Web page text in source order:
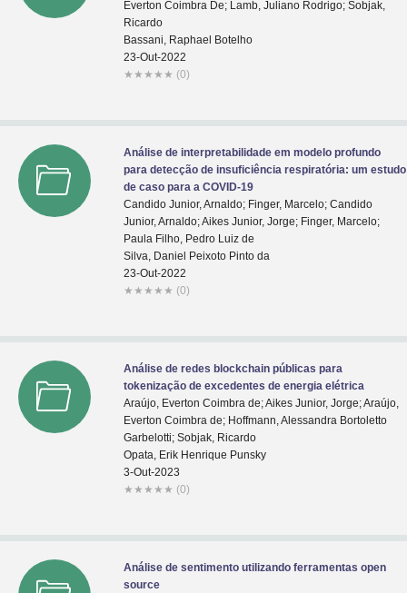
Everton Coimbra De; Lamb, Juliano Rodrigo; Sobjak,
Ricardo
Bassani, Raphael Botelho
23-Out-2022
★ ★ ★ ★ ★ (0)
Análise de interpretabilidade em modelo profundo
para detecção de insuficiência respiratória: um estudo
de caso para a COVID­-19
Candido Junior, Arnaldo; Finger, Marcelo; Candido
Junior, Arnaldo; Aikes Junior, Jorge; Finger, Marcelo;
Paula Filho, Pedro Luiz de
Silva, Daniel Peixoto Pinto da
23-Out-2022
★ ★ ★ ★ ★ (0)
Análise de redes blockchain públicas para
tokenização de excedentes de energia elétrica
Araújo, Everton Coimbra de; Aikes Junior, Jorge; Araújo,
Everton Coimbra de; Hoffmann, Alessandra Bortoletto
Garbelotti; Sobjak, Ricardo
Opata, Erik Henrique Punsky
3-Out-2023
★ ★ ★ ★ ★ (0)
Análise de sentimento utilizando ferramentas open
source